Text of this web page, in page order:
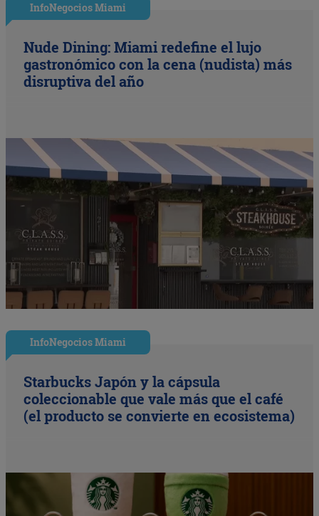
InfoNegocios Miami
Nude Dining: Miami redefine el lujo
gastronómico con la cena (nudista) más
disruptiva del año
InfoNegocios Miami
Starbucks Japón y la cápsula
coleccionable que vale más que el café
(el producto se convierte en ecosistema)